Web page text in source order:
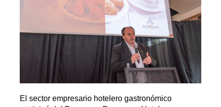
El sector empresario hotelero gastronómico